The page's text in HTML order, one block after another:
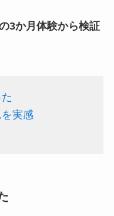
3か月体験から検証
実感